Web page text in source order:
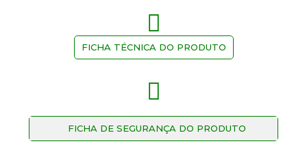
FICHA TÉCNICA DO PRODUTO
FICHA DE SEGURANÇA DO PRODUTO